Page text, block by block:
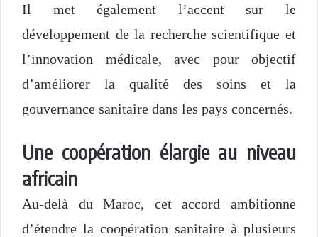
Il met également l’accent sur le
développement de la recherche scientifique et
l’innovation médicale, avec pour objectif
d’améliorer la qualité des soins et la
gouvernance sanitaire dans les pays concernés.
Une coopération élargie au niveau
africain
Au-delà du Maroc, cet accord ambitionne
d’étendre la coopération sanitaire à plusieurs